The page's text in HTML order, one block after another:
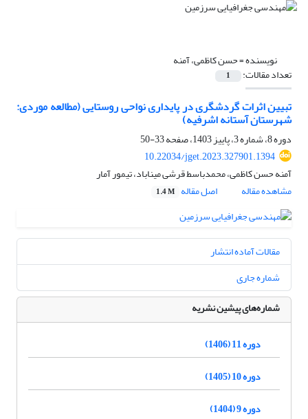
نویسنده =حسن کاظمی، آمنه
تعداد مقالات: 1
تبیین اثرات گردشگری در پایداری نواحی روستایی (مطالعه موردی:
شهرستان آستانه اشرفیه)
دوره 8، شماره 3، پاییز 1403، صفحه
33-50
10.22034/jget.2023.327901.1394
آمنه حسن کاظمی، محمدباسط قرشی میناباد، تیمور آمار
مشاهده مقاله
اصل مقاله 1.4 M
مقالات آماده انتشار
شماره جاری
شماره‌های پیشین نشریه
دوره 11 (1406)
دوره 10 (1405)
دوره 9 (1404)